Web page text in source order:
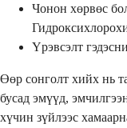
Чонон хөрвөс
Үрэвсэлт
Өөр сонголт хийх нь
бусад эмүүд,
хүчин зүйлээс